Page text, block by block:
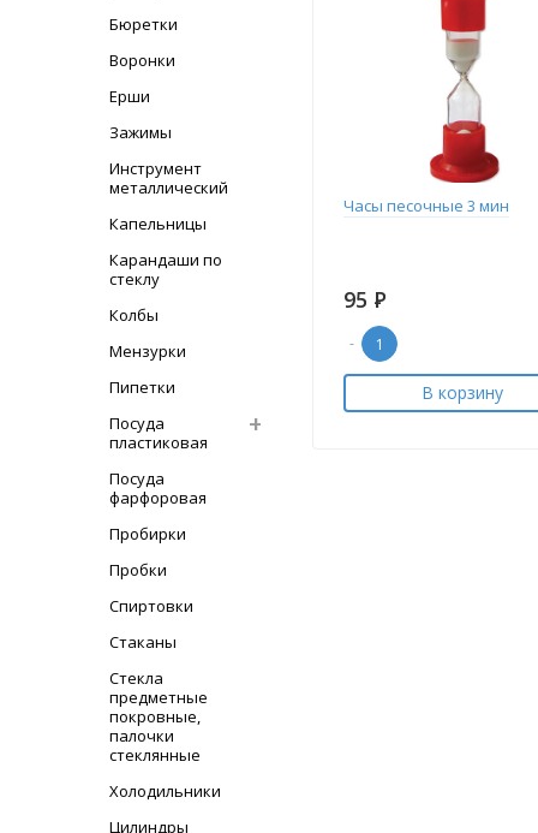
Бюретки
Воронки
Ерши
Зажимы
Инструмент
металлический
Капельницы
Карандаши по
стеклу
Колбы
Мензурки
Пипетки
Посуда
пластиковая
Посуда
фарфоровая
Пробирки
Пробки
Спиртовки
Стаканы
Стекла
предметные
покровные,
палочки
стеклянные
Холодильники
Цилиндры
Часы песочные 3 мин
95 Р
-
В корзину